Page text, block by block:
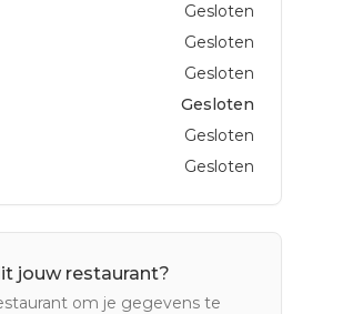
Gesloten
Gesloten
Gesloten
Gesloten
Gesloten
Gesloten
jouw restaurant?
om je gegevens te